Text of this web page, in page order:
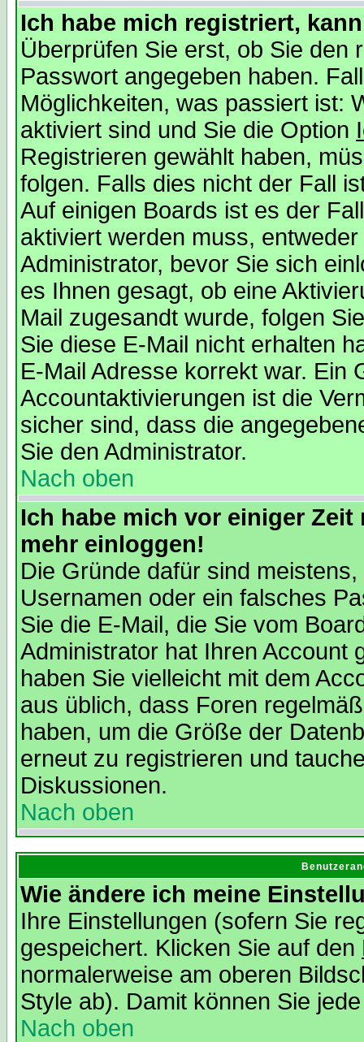
Ich habe mich registriert,
Überprüfen Sie erst, ob Sie den
Passwort angegeben haben.
Möglichkeiten, was passiert ist:
aktiviert sind und Sie die Option
Registrieren gewählt haben,
folgen. Falls dies nicht der Fall
Auf einigen Boards ist es der
aktiviert werden muss,
Administrator, bevor Sie sich
es Ihnen gesagt, ob eine
Mail zugesandt wurde, folgen
Sie diese E-Mail nicht erhalten
E-Mail Adresse korrekt war. Ein
Accountaktivierungen ist die
sicher sind, dass die
Sie den Administrator.
Nach oben
Ich habe mich vor einiger
mehr einloggen!
Die Gründe dafür sind
Usernamen oder ein falsches
Sie die E-Mail, die Sie vom
Administrator hat Ihren Account
haben Sie vielleicht mit dem
aus üblich, dass Foren
haben, um die Größe der
erneut zu registrieren und
Diskussionen.
Nach oben
Wie ändere ich meine
Ihre Einstellungen (sofern Sie
gespeichert. Klicken Sie auf den
normalerweise am oberen
Style ab). Damit können Sie
Nach oben